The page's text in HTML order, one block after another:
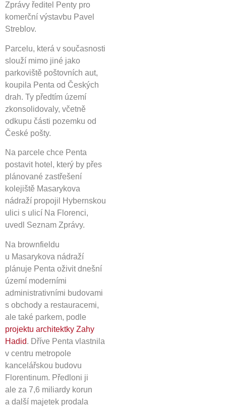
Zprávy ředitel Penty pro
komerční výstavbu Pavel
Streblov.
Parcelu, která v současnosti
slouží mimo jiné jako
parkoviště poštovních aut,
koupila Penta od Českých
drah. Ty předtím území
zkonsolidovaly, včetně
odkupu části pozemku od
České pošty.
Na parcele chce Penta
postavit hotel, který by přes
plánované zastřešení
kolejiště Masarykova
nádraží propojil Hybernskou
ulici s ulicí Na Florenci,
uvedl Seznam Zprávy.
Na brownfieldu
u Masarykova nádraží
plánuje Penta oživit dnešní
území moderními
administrativními budovami
s obchody a restauracemi,
ale také parkem, podle
projektu architektky Zahy
Hadid. Dříve Penta vlastnila
v centru metropole
kancelářskou budovu
Florentinum. Předloni ji
ale za 7,6 miliardy korun
a další majetek prodala